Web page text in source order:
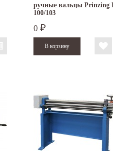
ручные вальцы Prinzing
100/103
0 ₽